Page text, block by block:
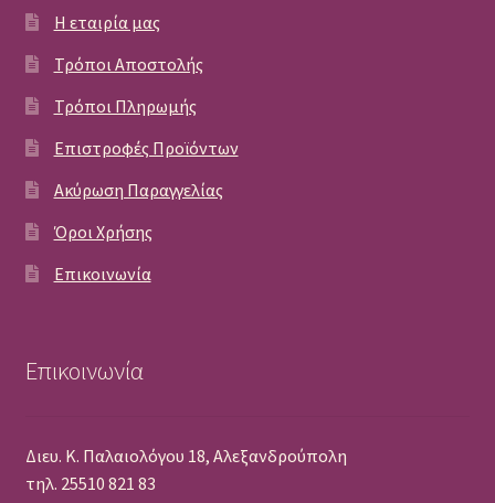
Η εταιρία μας
Τρόποι Αποστολής
Τρόποι Πληρωμής
Επιστροφές Προϊόντων
Ακύρωση Παραγγελίας
Όροι Χρήσης
Επικοινωνία
Επικοινωνία
Διευ. Κ. Παλαιολόγου 18, Αλεξανδρούπολη
τηλ. 25510 821 83